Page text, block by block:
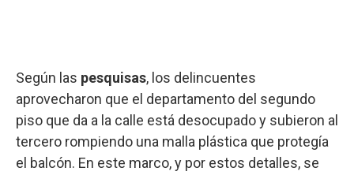
Según las pesquisas, los delincuentes
aprovecharon que el departamento del segundo
piso que da a la calle está desocupado y subieron al
tercero rompiendo una malla plástica que protegía
el balcón. En este marco, y por estos detalles, se